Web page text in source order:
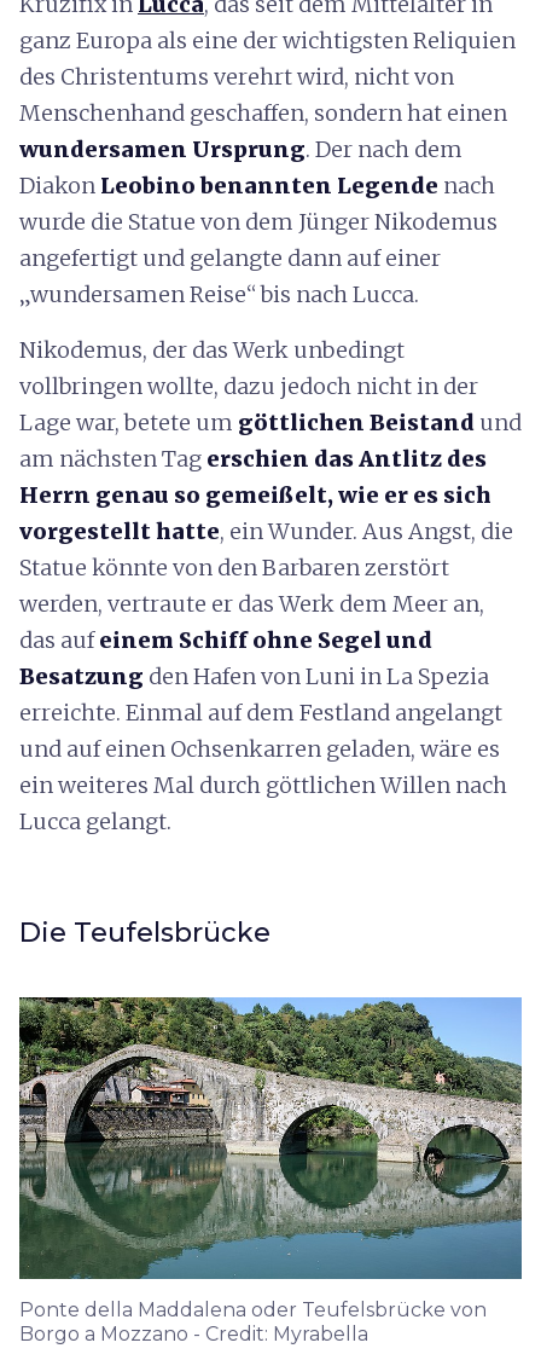
ganz Europa als eine der wichtigsten Reliquien
des Christentums verehrt wird, nicht von
Menschenhand geschaffen, sondern hat einen
wundersamen Ursprung. Der nach dem
Diakon Leobino benannten Legende nach
wurde die Statue von dem Jünger Nikodemus
angefertigt und gelangte dann auf einer
„wundersamen Reise“ bis nach Lucca.
Nikodemus, der das Werk unbedingt
vollbringen wollte, dazu jedoch nicht in der
Lage war, betete um göttlichen Beistand und
am nächsten Tag erschien das Antlitz des
Herrn genau so gemeißelt, wie er es sich
vorgestellt hatte, ein Wunder. Aus Angst, die
Statue könnte von den Barbaren zerstört
werden, vertraute er das Werk dem Meer an,
das aufeinem Schiff ohne Segel und
Besatzung den Hafen von Luni in La Spezia
erreichte. Einmal auf dem Festland angelangt
und auf einen Ochsenkarren geladen, wäre es
ein weiteres Mal durch göttlichen Willen nach
Lucca gelangt.
Die Teufelsbrücke
Ponte della Maddalena oder Teufelsbrücke von
Borgo a Mozzano - Credit: Myrabella